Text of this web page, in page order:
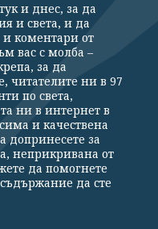
за поверителност
За Клуб Z
ни
ЕООД, София, ул. "Алеко
2026 „Клуб Зебра Медия“
видео от www.clubz.bg без
и днес, за да
и света, и да
и коментари от
вас с молба –
за да
читателите ни в 97
по света,
ни в интернет в
и качествена
допринесете за
неприкривана от
да помогнете
да сте